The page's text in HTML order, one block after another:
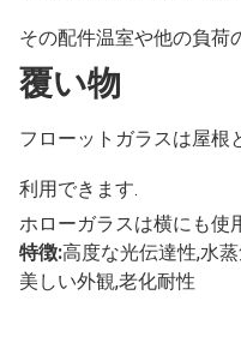
その配件温室や他の負荷
覆い物
フローットガラスは屋根
利用できます.
ホローガラスは横にも使
特徴:高度な光伝達性,水
美しい外観,老化耐性